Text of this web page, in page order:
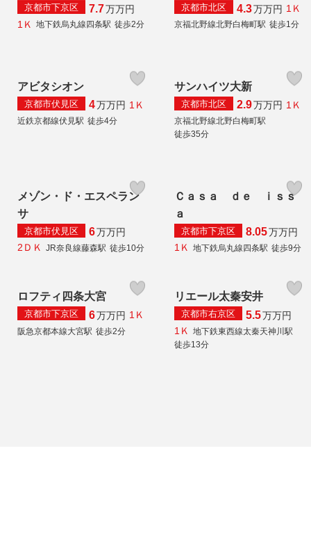
京都市下京区 7.7万万円
1Ｋ
地下鉄烏丸線四条駅 徒歩2分
京都市北区 4.3万万円 1Ｋ
京福北野線北野白梅町駅 徒歩1分
アビタシオン
京都市伏見区 4万万円 1Ｋ
近鉄京都線伏見駅 徒歩4分
サンハイツ大新
京都市北区 2.9万万円 1Ｋ
京福北野線北野白梅町駅
徒歩35分
メゾン・ド・エスペラン
サ
京都市伏見区 6万万円
2ＤＫ JR奈良線藤森駅 徒歩10分
Ｃａｓａ ｄｅ ｉｓｓ
ａ
京都市下京区 8.05万万円
1Ｋ 地下鉄烏丸線四条駅 徒歩9分
ロフティ四条大宮
京都市下京区 6万万円 1Ｋ
阪急京都本線大宮駅 徒歩2分
リエール太秦安井
京都市右京区 5.5万万円
1Ｋ
地下鉄東西線太秦天神川駅
徒歩13分